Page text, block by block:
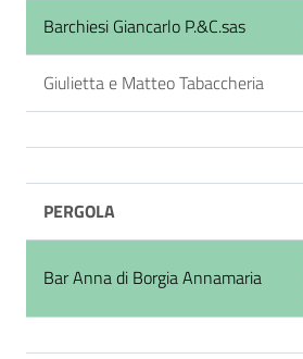
Barchiesi Giancarlo P.&C.sas
Giulietta e Matteo Tabaccheria
PERGOLA
Bar Anna di Borgia Annamaria